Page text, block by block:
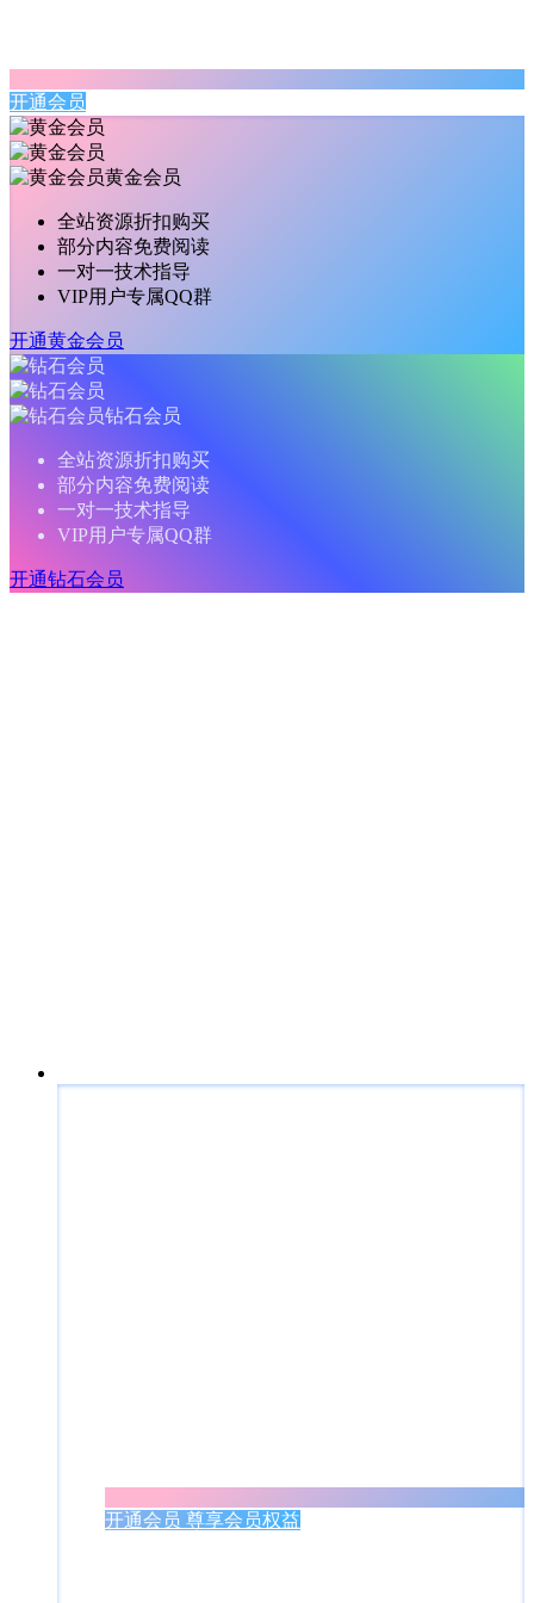
开通会员
黄金会员
全站资源折扣购买
部分内容免费阅读
一对一技术指导
VIP用户专属QQ群
开通黄金会员
钻石会员
全站资源折扣购买
部分内容免费阅读
一对一技术指导
VIP用户专属QQ群
开通钻石会员
开通会员 尊享会员权益